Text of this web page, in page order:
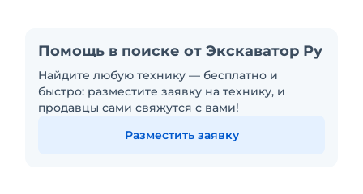
Помощь в поиске от Экскаватор Ру
Найдите любую технику — бесплатно и
быстро: разместите заявку на технику, и
продавцы сами свяжутся с вами!
Разместить заявку